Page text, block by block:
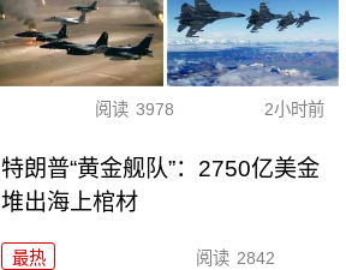
阅读 3978 2小时前
特朗普“黄金舰队”：2750亿美金
堆出海上棺材
最热 阅读 2842